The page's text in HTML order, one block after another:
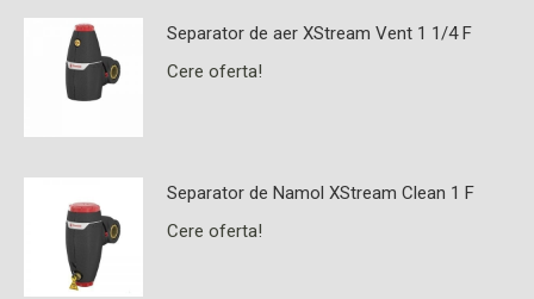
Separator de aer XStream Vent 1 1/4 F
Cere oferta!
Separator de Namol XStream Clean 1 F
Cere oferta!